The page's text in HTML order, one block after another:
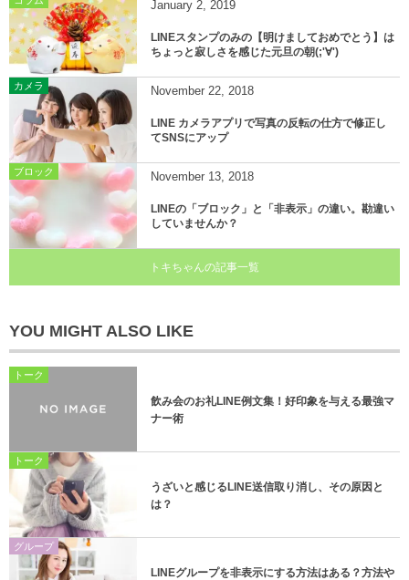
January 2, 2019
LINEスタンプのみの【明けましておめでとう】は
ちょっと寂しさを感じた元旦の朝(;'∀')
カメラ November 22, 2018
LINE カメラアプリで写真の反転の仕方で修正し
てSNSにアップ
ブロック November 13, 2018
LINEの「ブロック」と「非表示」の違い。勘違い
していませんか？
トキちゃんの記事一覧
YOU MIGHT ALSO LIKE
トーク
飲み会のお礼LINE例文集！好印象を与える最強マ
ナー術
トーク
うざいと感じるLINE送信取り消し、その原因と
は？
グループ
LINEグループを非表示にする方法はある？方法や